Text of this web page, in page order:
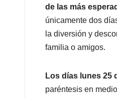
p
p
o
k
I
n
de las más
únicamente dos
la diversión y
familia o amigos.
Los días lunes 25
paréntesis en